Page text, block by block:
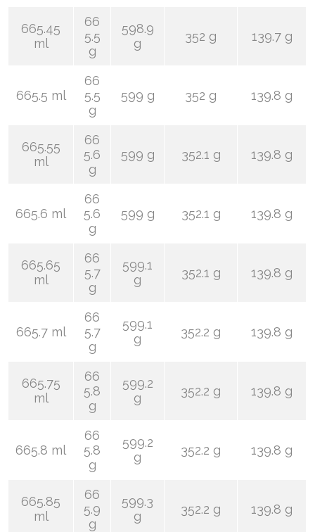
665.45
ml
66
5.5
g
598.9
g
352 g 139.7 g
665.5 ml
66
5.5
g
599 g 352 g 139.8 g
665.55
ml
66
5.6
g
599 g 352.1 g 139.8 g
665.6 ml
66
5.6
g
599 g 352.1 g 139.8 g
665.65
ml
66
5.7
g
599.1
g
352.1 g 139.8 g
665.7 ml
66
5.7
g
599.1
g
352.2 g 139.8 g
665.75
ml
66
5.8
g
599.2
g
352.2 g 139.8 g
665.8 ml
66
5.8
g
599.2
g
352.2 g 139.8 g
665.85
ml
66
5.9
g
599.3
g
352.2 g 139.8 g